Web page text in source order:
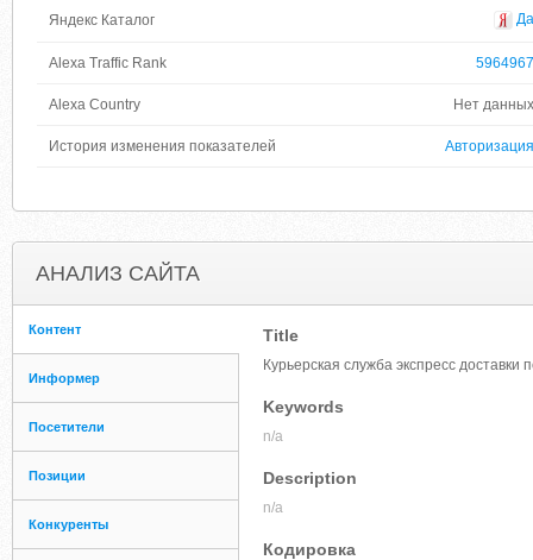
Яндекс Каталог Да
Alexa Traffic Rank 5964967
Alexa Country Нет данных
История изменения показателей Авторизация
АНАЛИЗ САЙТА
Контент
Информер
Посетители
Позиции
Конкуренты
Title
Курьерская служба экспресс
Keywords
n/a
Description
n/a
Кодировка